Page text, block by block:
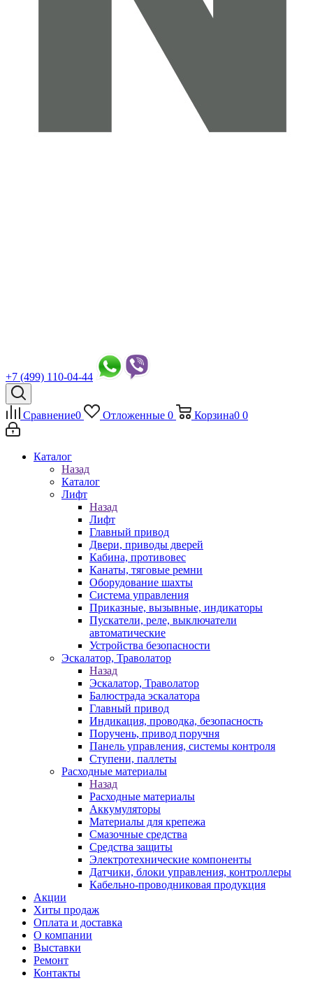
+7 (499) 110-04-44
Сравнение0 Отложенные 0 Корзина0 0
Каталог
Назад
Каталог
Лифт
Назад
Лифт
Главный привод
Двери, приводы дверей
Кабина, противовес
Канаты, тяговые ремни
Оборудование шахты
Система управления
Приказные, вызывные, индикаторы
Пускатели, реле, выключатели
автоматические
Устройства безопасности
Эскалатор, Траволатор
Назад
Эскалатор, Траволатор
Балюстрада эскалатора
Главный привод
Индикация, проводка, безопасность
Поручень, привод поручня
Панель управления, системы контроля
Ступени, паллеты
Расходные материалы
Назад
Расходные материалы
Аккумуляторы
Материалы для крепежа
Смазочные средства
Средства защиты
Электротехнические компоненты
Датчики, блоки управления, контроллеры
Кабельно-проводниковая продукция
Акции
Хиты продаж
Оплата и доставка
О компании
Выставки
Ремонт
Контакты